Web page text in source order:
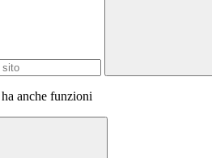
anche funzioni